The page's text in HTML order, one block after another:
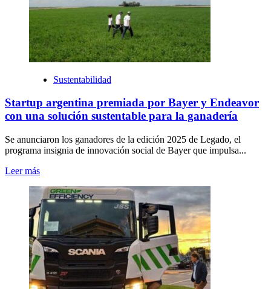
Sustentabilidad
Startup argentina premiada por Bayer y Endeavor
con una solución sustentable para la ganadería
Se anunciaron los ganadores de la edición 2025 de Legado, el
programa insignia de innovación social de Bayer que impulsa...
Leer más